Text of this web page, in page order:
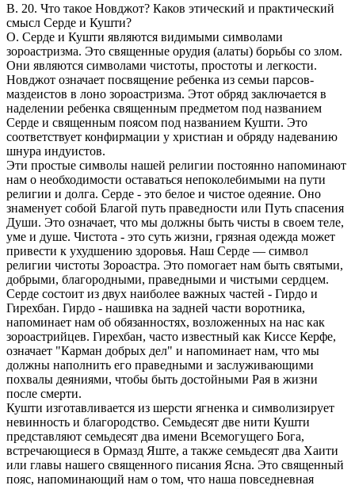
В. 20. Что такое Новджот? Каков этический и практический
смысл Серде и Кушти?
O. Серде и Кушти являются видимыми символами
зороастризма. Это священные орудия (алаты) борьбы со злом.
Они являются символами чистоты, простоты и легкости.
Новджот означает посвящение ребенка из семьи парсов-
маздеистов в лоно зороастризма. Этот обряд заключается в
наделении ребенка священным предметом под названием
Серде и священным поясом под названием Кушти. Это
соответствует конфирмации у христиан и обряду надеванию
шнура индуистов.
Эти простые символы нашей религии постоянно напоминают
нам о необходимости оставаться непоколебимыми на пути
религии и долга. Серде - это белое и чистое одеяние. Оно
знаменует собой Благой путь праведности или Путь спасения
Души. Это означает, что мы должны быть чисты в своем теле,
уме и душе. Чистота - это суть жизни, грязная одежда может
привести к ухудшению здоровья. Наш Серде — символ
религии чистоты Зороастра. Это помогает нам быть святыми,
добрыми, благородными, праведными и чистыми сердцем.
Серде состоит из двух наиболее важных частей - Гирдо и
Гирехбан. Гирдо - нашивка на задней части воротника,
напоминает нам об обязанностях, возложенных на нас как
зороастрийцев. Гирехбан, часто известный как Киссе Керфе,
означает "Карман добрых дел" и напоминает нам, что мы
должны наполнить его праведными и заслуживающими
похвалы деяниями, чтобы быть достойными Рая в жизни
после смерти.
Кушти изготавливается из шерсти ягненка и символизирует
невинность и благородство. Семьдесят две нити Кушти
представляют семьдесят два имени Всемогущего Бога,
встречающиеся в Ормазд Яште, а также семьдесят два Хаити
или главы нашего священного писания Ясна. Это священный
пояс, напоминающий нам о том, что наша повседневная